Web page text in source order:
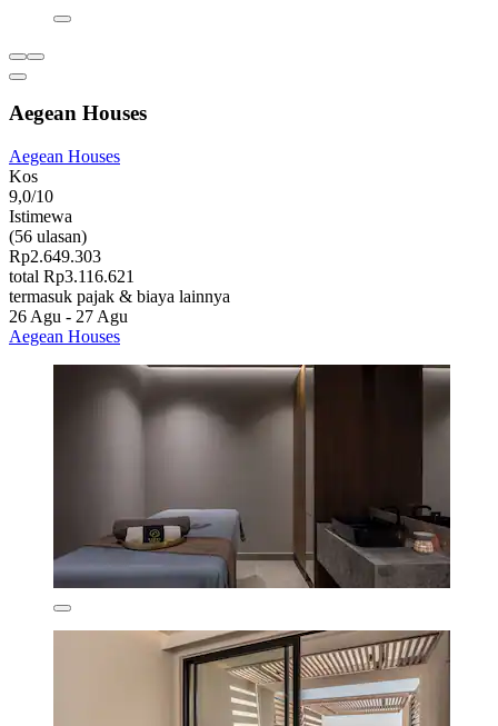
Aegean Houses
Aegean Houses
Kos
9,0/10
Istimewa
(56 ulasan)
Rp2.649.303
total Rp3.116.621
termasuk pajak & biaya lainnya
26 Agu - 27 Agu
Aegean Houses